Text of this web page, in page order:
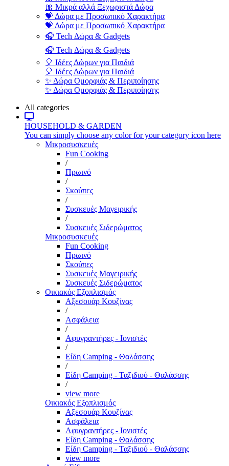
🎀 Μικρά αλλά Ξεχωριστά Δώρα
💝 Δώρα με Προσωπικό Χαρακτήρα
💝 Δώρα με Προσωπικό Χαρακτήρα
🎧 Tech Δώρα & Gadgets
🎧 Tech Δώρα & Gadgets
🎈 Ιδέες Δώρων για Παιδιά
🎈 Ιδέες Δώρων για Παιδιά
✨ Δώρα Ομορφιάς & Περιποίησης
✨ Δώρα Ομορφιάς & Περιποίησης
All categories
HOUSEHOLD & GARDEN
You can simply choose any color for your category icon here
Μικροσυσκευές
Fun Cooking
/
Πρωινό
/
Σκούπες
/
Συσκευές Μαγειρικής
/
Συσκευές Σιδερώματος
Μικροσυσκευές
Fun Cooking
Πρωινό
Σκούπες
Συσκευές Μαγειρικής
Συσκευές Σιδερώματος
Οικιακός Εξοπλισμός
Αξεσουάρ Κουζίνας
/
Ασφάλεια
/
Αφυγραντήρες - Ιονιστές
/
Είδη Camping - Θαλάσσης
/
Είδη Camping - Ταξιδιού - Θαλάσσης
/
view more
Οικιακός Εξοπλισμός
Αξεσουάρ Κουζίνας
Ασφάλεια
Αφυγραντήρες - Ιονιστές
Είδη Camping - Θαλάσσης
Είδη Camping - Ταξιδιού - Θαλάσσης
view more